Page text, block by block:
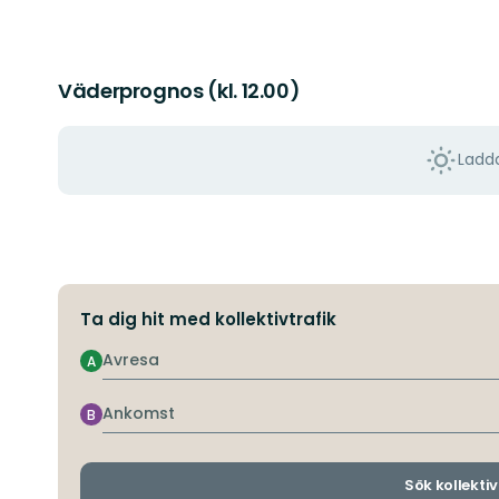
Väderprognos (kl. 12.00)
Ta dig hit med kollektivtrafik
Avresa
A
Ankomst
B
Sök